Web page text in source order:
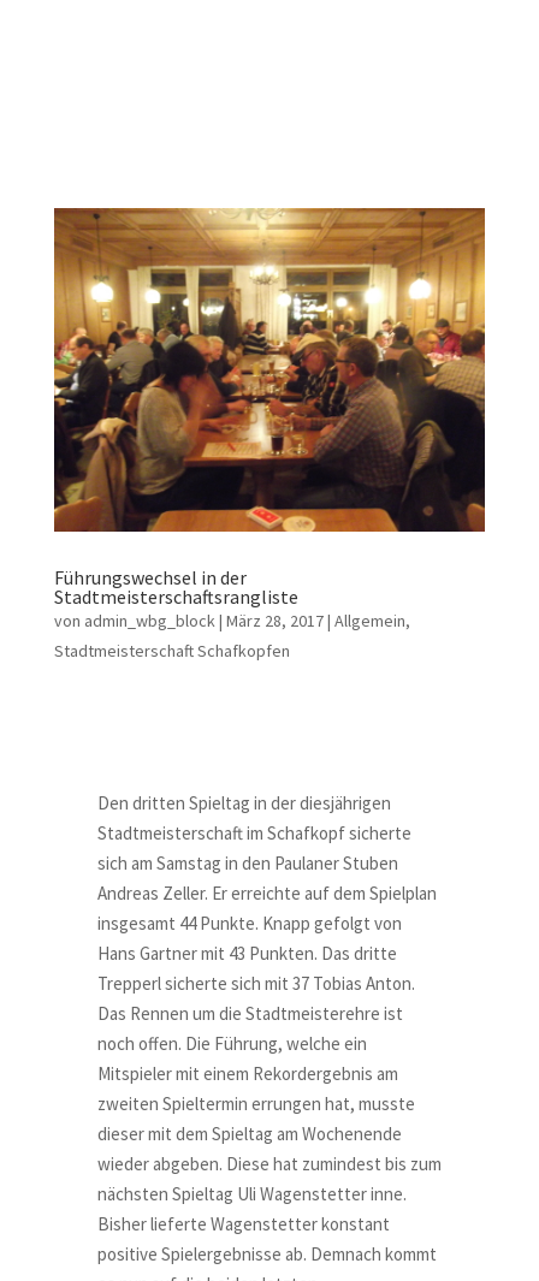
Führungswechsel in der
Stadtmeisterschaftsrangliste
von admin_wbg_block| März 28, 2017| Allgemein,
Stadtmeisterschaft Schafkopfen
Den dritten Spieltag in der diesjährigen
Stadtmeisterschaft im Schafkopf sicherte
sich am Samstag in den Paulaner Stuben
Andreas Zeller. Er erreichte auf dem Spielplan
insgesamt 44 Punkte. Knapp gefolgt von
Hans Gartner mit 43 Punkten. Das dritte
Trepperl sicherte sich mit 37 Tobias Anton.
Das Rennen um die Stadtmeisterehre ist
noch offen. Die Führung, welche ein
Mitspieler mit einem Rekordergebnis am
zweiten Spieltermin errungen hat, musste
dieser mit dem Spieltag am Wochenende
wieder abgeben. Diese hat zumindest bis zum
nächsten Spieltag Uli Wagenstetter inne.
Bisher lieferte Wagenstetter konstant
positive Spielergebnisse ab. Demnach kommt